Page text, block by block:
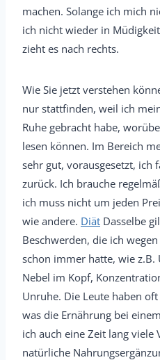
machen. Solange ich mich
ich nicht wieder in
zieht es nach rechts.
Wie Sie jetzt verstehen
nur stattfinden, weil ich
Ruhe gebracht habe,
lesen können. Im Bereich
sehr gut, vorausgesetzt, ich
zurück. Ich brauche
ich muss nicht um jeden
wie andere. Diät Dasselbe
Beschwerden, die ich
schon immer hatte, wie
Nebel im Kopf,
Unruhe. Die Leute haben
was die Ernährung bei
ich auch eine Zeit lang viele
natürliche